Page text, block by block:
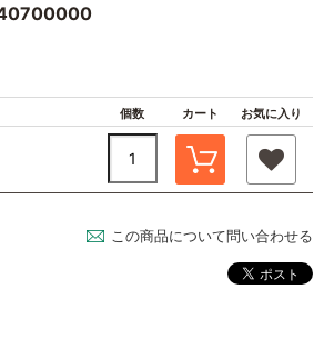
個数 カート お気に入り
この商品について問い合わせる